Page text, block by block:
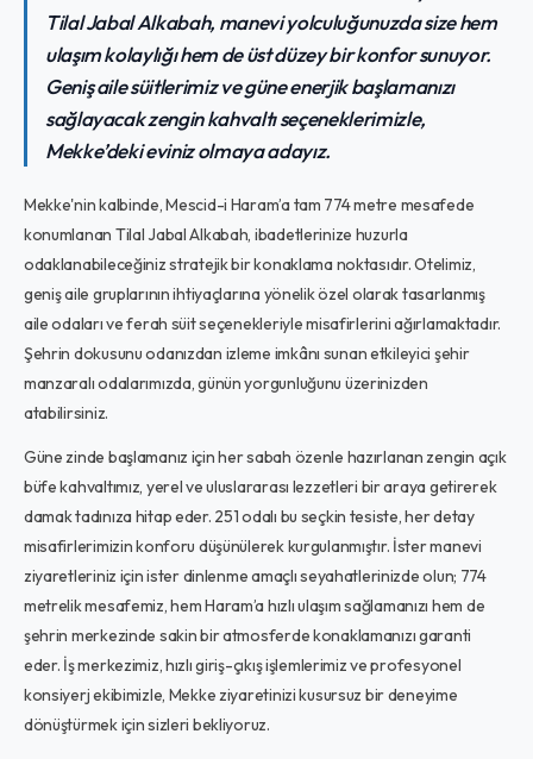
Tilal Jabal Alkabah, manevi yolculuğunuzda size hem
ulaşım kolaylığı hem de üst düzey bir konfor sunuyor.
Geniş aile süitlerimiz ve güne enerjik başlamanızı
sağlayacak zengin kahvaltı seçeneklerimizle,
Mekke’deki eviniz olmaya adayız.
Mekke'nin kalbinde, Mescid-i Haram’a tam 774 metre mesafede
konumlanan Tilal Jabal Alkabah, ibadetlerinize huzurla
odaklanabileceğiniz stratejik bir konaklama noktasıdır. Otelimiz,
geniş aile gruplarının ihtiyaçlarına yönelik özel olarak tasarlanmış
aile odaları ve ferah süit seçenekleriyle misafirlerini ağırlamaktadır.
Şehrin dokusunu odanızdan izleme imkânı sunan etkileyici şehir
manzaralı odalarımızda, günün yorgunluğunu üzerinizden
atabilirsiniz.
Güne zinde başlamanız için her sabah özenle hazırlanan zengin açık
büfe kahvaltımız, yerel ve uluslararası lezzetleri bir araya getirerek
damak tadınıza hitap eder. 251 odalı bu seçkin tesiste, her detay
misafirlerimizin konforu düşünülerek kurgulanmıştır. İster manevi
ziyaretleriniz için ister dinlenme amaçlı seyahatlerinizde olun; 774
metrelik mesafemiz, hem Haram’a hızlı ulaşım sağlamanızı hem de
şehrin merkezinde sakin bir atmosferde konaklamanızı garanti
eder. İş merkezimiz, hızlı giriş-çıkış işlemlerimiz ve profesyonel
konsiyerj ekibimizle, Mekke ziyaretinizi kusursuz bir deneyime
dönüştürmek için sizleri bekliyoruz.